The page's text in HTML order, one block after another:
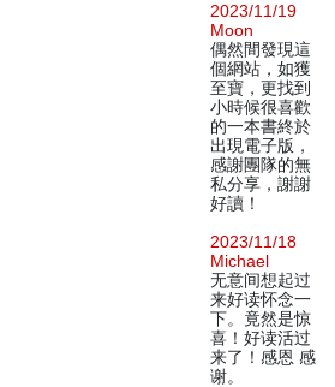
2023/11/19
Moon
偶然間發現這
個網站，如獲
至寶，更找到
小時候很喜歡
的一本書終於
出現電子版，
感謝團隊的無
私分享，謝謝
好讀！
2023/11/18
Michael
无意间想起过
来好读怀念一
下。竟然是惊
喜！好读活过
来了！感恩 感
谢。